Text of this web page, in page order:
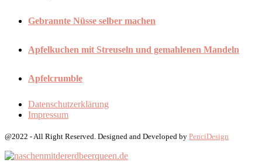
Gebrannte Nüsse selber machen
Apfelkuchen mit Streuseln und gemahlenen Mandeln
Apfelcrumble
Datenschutzerklärung
Impressum
@2022 - All Right Reserved. Designed and Developed by PenciDesign